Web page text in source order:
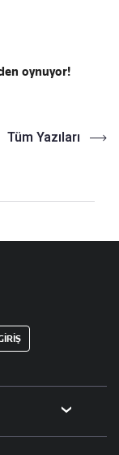
oynuyor!
Tüm Yazıları